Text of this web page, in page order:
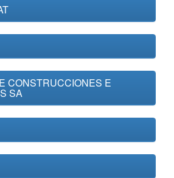
CONSTRUCCIONES E
SA